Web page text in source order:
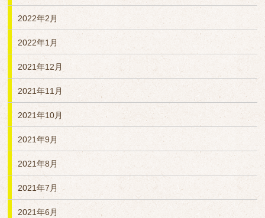
2022年2月
2022年1月
2021年12月
2021年11月
2021年10月
2021年9月
2021年8月
2021年7月
2021年6月